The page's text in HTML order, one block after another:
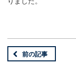
前の記事